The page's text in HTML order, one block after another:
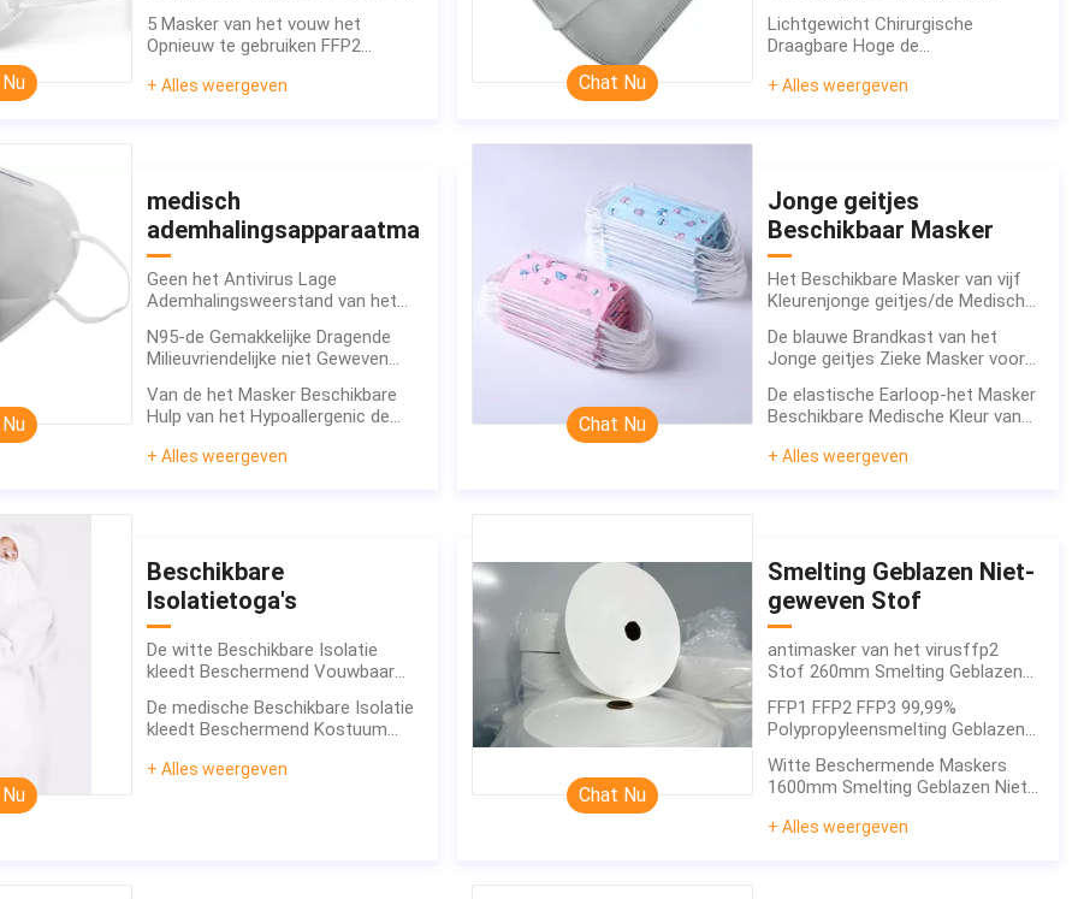
Luchtdoordringbaarheid
5 Masker van het vouw het
Opnieuw te gebruiken FFP2
Ademhalingsapparaatmasker van
+ Alles weergeven
Filtermasker Zweet Multilagen
Lichtgewicht Chirurgische
Draagbare Hoge de
Masker Antimist van N95
+ Alles weergeven
Chat Nu
medisch
ademhalingsapparaatmasker
Geen het Antivirus Lage
Ademhalingsweerstand van het
N95-de Gemakkelijke Dragende
Milieuvriendelijke niet Geweven
het Stofmasker
Van de het Masker Beschikbare
Hulp van het Hypoallergenic de
Verspreiding van de Grenskiemen
+ Alles weergeven
Jonge geitjes
Beschikbaar Masker
Het Beschikbare Masker van vijf
Kleurenjonge geitjes/de Medische
De blauwe Brandkast van het
Jonge geitjes Zieke Masker voor
Elastische Earloop
De elastische Earloop-het Masker
Beschikbare Medische Kleur van
Modieus aan
+ Alles weergeven
Chat Nu
Beschikbare
Isolatietoga's
De witte Beschikbare Isolatie
kleedt Beschermend Vouwbaar
De medische Beschikbare Isolatie
kleedt Beschermend Kostuum
+ Alles weergeven
Smelting Geblazen Niet-
geweven Stof
antimasker van het virusffp2
Stof 260mm Smelting Geblazen
FFP1 FFP2 FFP3 99,99%
Polypropyleensmelting Geblazen
Witte Beschermende Maskers
1600mm Smelting Geblazen Niet-
+ Alles weergeven
Chat Nu